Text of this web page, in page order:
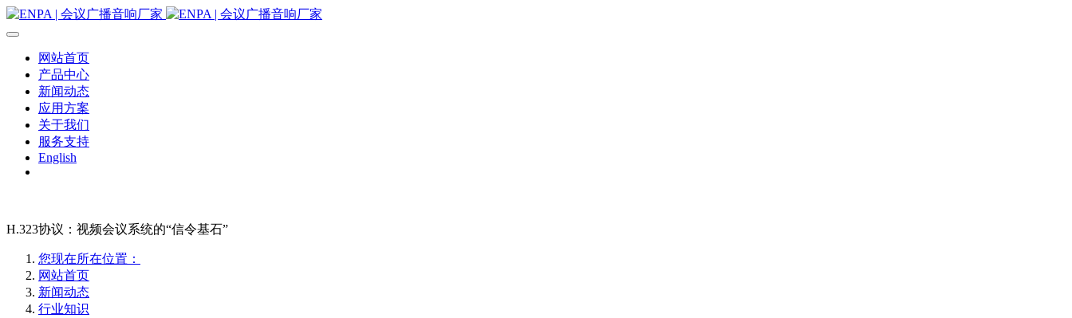
网站首页
产品中心
新闻动态
应用方案
关于我们
服务支持
English
H.323协议：视频会议系统的“信令基石”
您现在所在位置：
网站首页
新闻动态
行业知识